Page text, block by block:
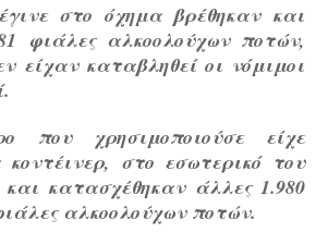
στο όχημα βρέθηκαν και
φιάλες αλκοολούχων ποτών,
είχαν καταβληθεί οι νόμιμοι
που χρησιμοποιούσε είχε
κοντέινερ, στο εσωτερικό του
και κατασχέθηκαν άλλες 1.980
αλκοολούχων ποτών.